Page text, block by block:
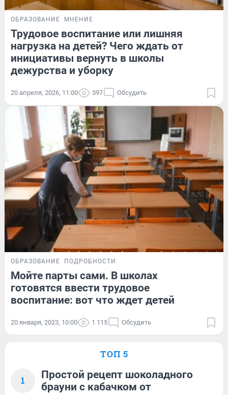
ОБРАЗОВАНИЕ МНЕНИЕ
Трудовое воспитание или лишняя
нагрузка на детей? Чего ждать от
инициативы вернуть в школы
дежурства и уборку
20 апреля, 2026, 11:00 397 Обсудить
ОБРАЗОВАНИЕ ПОДРОБНОСТИ
Мойте парты сами. В школах
готовятся ввести трудовое
воспитание: вот что ждет детей
20 января, 2023, 10:00 1 115 Обсудить
ТОП 5
1
Простой рецепт шоколадного
брауни с кабачком от